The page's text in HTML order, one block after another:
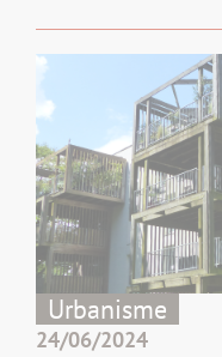
Urbanisme
24/06/2024